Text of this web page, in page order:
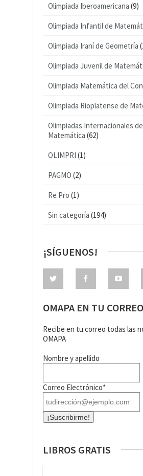
Olimpiada Iberoamericana (9)
Olimpiada Infantil de
Olimpiada Iraní de Geometría
Olimpiada Juvenil de
Olimpiada Matemática del
Olimpiada Rioplatense de
Olimpiadas Internacionales de
Matemática (62)
OLIMPRI (1)
PAGMO (2)
Re Pro (1)
Sin categoría (194)
¡SÍGUENOS!
OMAPA EN TU CORREO
Recibe en tu correo todas las
OMAPA
Nombre y apellido
Correo Electrónico*
LIBROS GRATIS